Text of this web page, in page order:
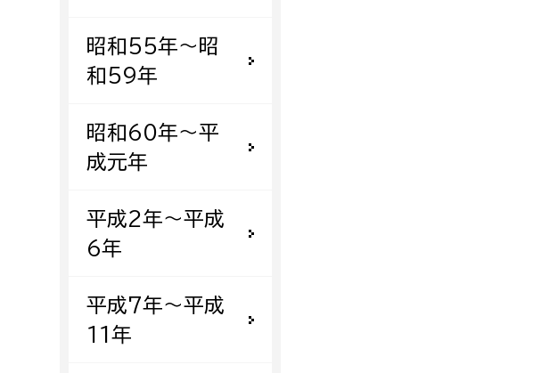
上下水道局
経営総務課
水道整備課
下水道整備課
浄水管理課
農業委員会事務局
昭和55年〜昭
和59年
昭和60年〜平
成元年
平成2年〜平成
6年
平成7年〜平成
11年